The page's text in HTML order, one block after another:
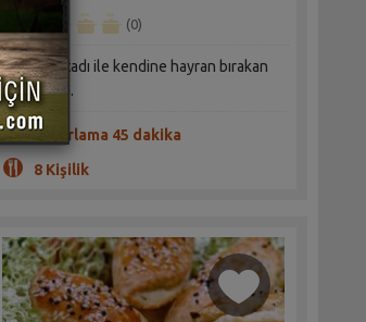
(0)
Hafif acılı tadı ile kendine hayran bırakan
bir poğaça.
Hazırlama 45 dakika
8 Kişilik